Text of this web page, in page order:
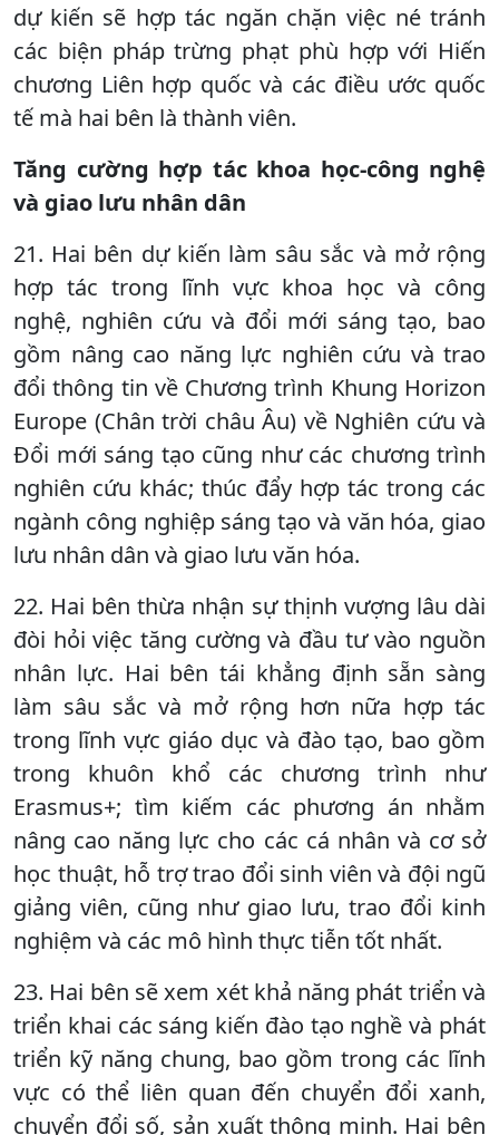
dự kiến sẽ hợp tác ngăn chặn việc né tránh
các biện pháp trừng phạt phù hợp với Hiến
chương Liên hợp quốc và các điều ước quốc
tế mà hai bên là thành viên.
Tăng cường hợp tác khoa học-công nghệ
và giao lưu nhân dân
21. Hai bên dự kiến làm sâu sắc và mở rộng
hợp tác trong lĩnh vực khoa học và công
nghệ, nghiên cứu và đổi mới sáng tạo, bao
gồm nâng cao năng lực nghiên cứu và trao
đổi thông tin về Chương trình Khung Horizon
Europe (Chân trời châu Âu) về Nghiên cứu và
Đổi mới sáng tạo cũng như các chương trình
nghiên cứu khác; thúc đẩy hợp tác trong các
ngành công nghiệp sáng tạo và văn hóa, giao
lưu nhân dân và giao lưu văn hóa.
22. Hai bên thừa nhận sự thịnh vượng lâu dài
đòi hỏi việc tăng cường và đầu tư vào nguồn
nhân lực. Hai bên tái khẳng định sẵn sàng
làm sâu sắc và mở rộng hơn nữa hợp tác
trong lĩnh vực giáo dục và đào tạo, bao gồm
trong khuôn khổ các chương trình như
Erasmus+; tìm kiếm các phương án nhằm
nâng cao năng lực cho các cá nhân và cơ sở
học thuật, hỗ trợ trao đổi sinh viên và đội ngũ
giảng viên, cũng như giao lưu, trao đổi kinh
nghiệm và các mô hình thực tiễn tốt nhất.
23. Hai bên sẽ xem xét khả năng phát triển và
triển khai các sáng kiến đào tạo nghề và phát
triển kỹ năng chung, bao gồm trong các lĩnh
vực có thể liên quan đến chuyển đổi xanh,
chuyển đổi số, sản xuất thông minh. Hai bên